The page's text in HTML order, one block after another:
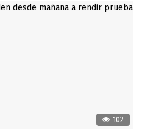
102